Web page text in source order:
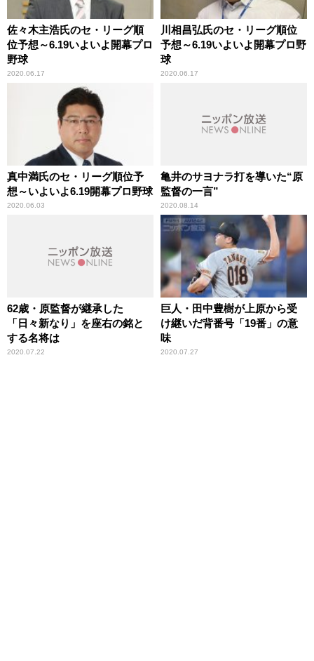
佐々木主浩氏のセ・リーグ順
位予想～6.19いよいよ開幕プロ
野球
2020.06.17
川相昌弘氏のセ・リーグ順位
予想～6.19いよいよ開幕プロ野
球
2020.06.17
真中満氏のセ・リーグ順位予
想～いよいよ6.19開幕プロ野球
2020.06.03
亀井のサヨナラ打を導いた“原
監督の一言”
2020.08.14
62歳・原監督が継承した
「日々新なり」を座右の銘と
する名将は
2020.07.22
巨人・田中豊樹が上原から受
け継いだ背番号「19番」の意
味
2020.07.27